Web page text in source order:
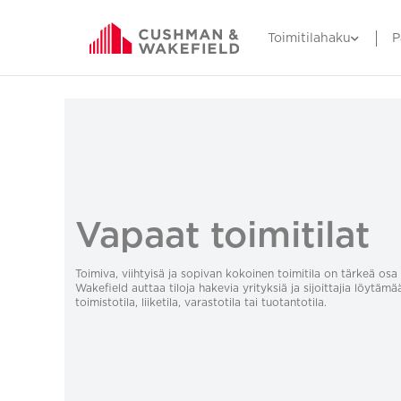
Toimitilahaku
Vapaat toimitilat
Toimiva, viihtyisä ja sopivan kokoinen toimitila on tärkeä osa
Wakefield auttaa tiloja hakevia yrityksiä ja sijoittajia
toimistotila, liiketila, varastotila tai tuotantotila.